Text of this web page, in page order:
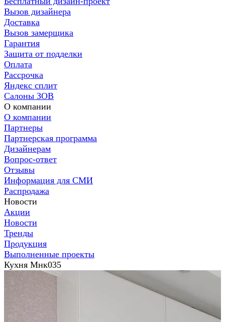
Вызов дизайнера
Доставка
Вызов замерщика
Гарантия
Защита от подделки
Оплата
Рассрочка
Яндекс сплит
Салоны ЗОВ
О компании
О компании
Партнеры
Партнерская программа
Дизайнерам
Вопрос-ответ
Отзывы
Информация для СМИ
Распродажа
Новости
Акции
Новости
Тренды
Продукция
Выполненные проекты
Кухня Мнк035